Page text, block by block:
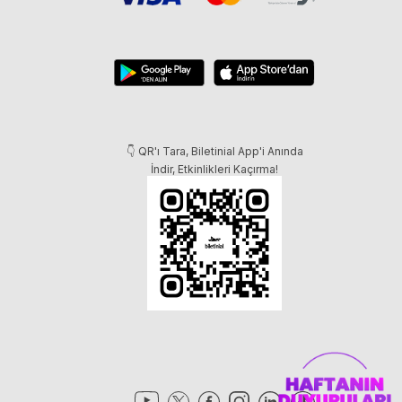
👇 QR'ı Tara, Biletinial App'i Anında
İndir, Etkinlikleri Kaçırma!